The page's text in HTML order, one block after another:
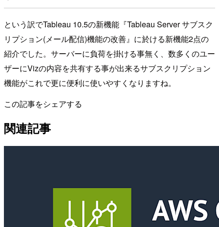
という訳でTableau 10.5の新機能『Tableau Server サブスク
リプション(メール配信)機能の改善』に於ける新機能2点の
紹介でした。サーバーに負荷を掛ける事無く、数多くのユー
ザーにVizの内容を共有する事が出来るサブスクリプション
機能がこれで更に便利に使いやすくなりますね。
この記事をシェアする
関連記事